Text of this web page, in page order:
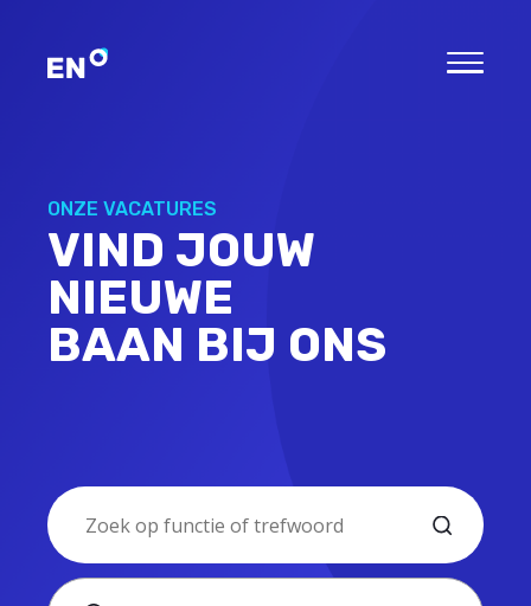
ONZE VACATURES
VIND JOUW
NIEUWE
BAAN BIJ ONS